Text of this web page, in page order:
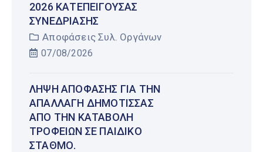
2026 ΚΑΤΕΠΕΊΓΟΥΣΑΣ
ΣΥΝΕΔΡΊΑΣΗΣ
Αποφάσεις Συλ. Οργάνων
07/08/2026
ΛΉΨΗ ΑΠΌΦΑΣΗΣ ΓΙΑ ΤΗΝ
ΑΠΑΛΛΑΓΉ ΔΗΜΌΤΙΣΣΑΣ
ΑΠΌ ΤΗΝ ΚΑΤΑΒΟΛΉ
ΤΡΟΦΕΊΩΝ ΣΕ ΠΑΙΔΙΚΌ
ΣΤΑΘΜΌ.